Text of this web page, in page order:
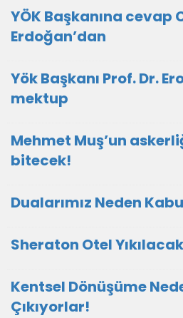
YÖK Başkanına cevap
Erdoğan’dan
Yök Başkanı Prof. Dr.
mektup
Mehmet Muş’un
bitecek!
Dualarımız Neden
Sheraton Otel
Kentsel Dönüşüme
Çıkıyorlar!